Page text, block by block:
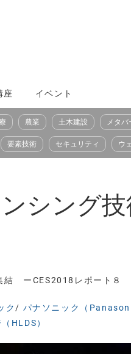
座 イベント
農業 土木建設 メタバ
要素技術 セキュリティ ウ
シング
結 ーCES2018レポート８
ク / パナソニック（
HLDS）